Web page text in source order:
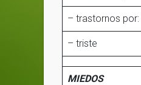
– trastornos
– triste
MIEDOS